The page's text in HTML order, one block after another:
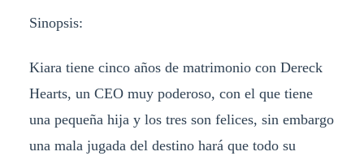
Sinopsis:
Kiara tiene cinco años de matrimonio con Dereck
Hearts, un CEO muy poderoso, con el que tiene
una pequeña hija y los tres son felices, sin embargo
una mala jugada del destino hará que todo su